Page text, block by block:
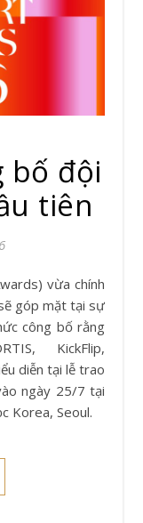
bố đội
tiên
góp mặt tại sự
công bố rằng
KickFlip,
diễn tại lễ trao
ngày 25/7 tại
Korea, Seoul.